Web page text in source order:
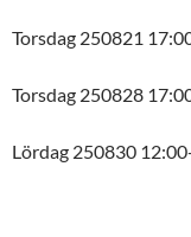
Torsdag 250821
Torsdag 250828
Lördag 250830